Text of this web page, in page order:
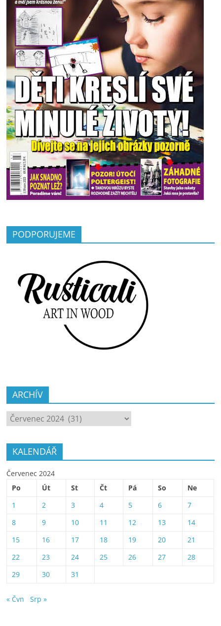
PODPORUJEME
ARCHÍV
ARCHÍV
KALENDÁŘ
Červenec 2024
Po
Út St Čt Pá So
Ne
1
2 3 4 5 6
7
8
9 10 11 12 13
14
15
16 17 18 19 20
21
22
23 24 25 26 27
28
29
30 31
« Čvn Srp »